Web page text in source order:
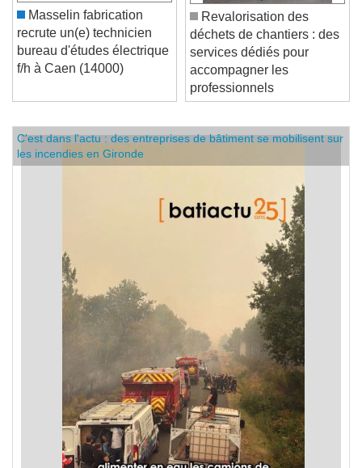
Masselin fabrication
recrute un(e) technicien
bureau d'études électrique
Revalorisation des
déchets de chantiers : des
services dédiés pour
accompagner les
professionnels
C'est dans l'actu : des entreprises de bâtiment se mobilisent sur
les incendies en Gironde